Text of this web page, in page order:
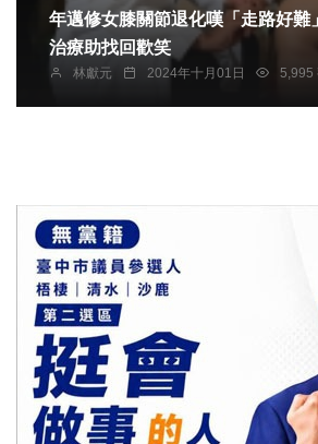
年邁修女膝關節退化嘆「走路好難
治療助找回歡笑
林獻元 2024年十月01日 5,995